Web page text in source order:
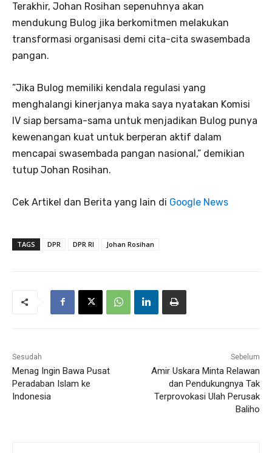
Terakhir, Johan Rosihan sepenuhnya akan
mendukung Bulog jika berkomitmen melakukan
transformasi organisasi demi cita-cita swasembada
pangan.
”Jika Bulog memiliki kendala regulasi yang
menghalangi kinerjanya maka saya nyatakan Komisi
IV siap bersama-sama untuk menjadikan Bulog punya
kewenangan kuat untuk berperan aktif dalam
mencapai swasembada pangan nasional,” demikian
tutup Johan Rosihan.
Cek Artikel dan Berita yang lain di Google News
TAGS DPR DPR RI Johan Rosihan
Sesudah
Menag Ingin Bawa Pusat
Peradaban Islam ke
Indonesia
Sebelum
Amir Uskara Minta Relawan
dan Pendukungnya Tak
Terprovokasi Ulah Perusak
Baliho